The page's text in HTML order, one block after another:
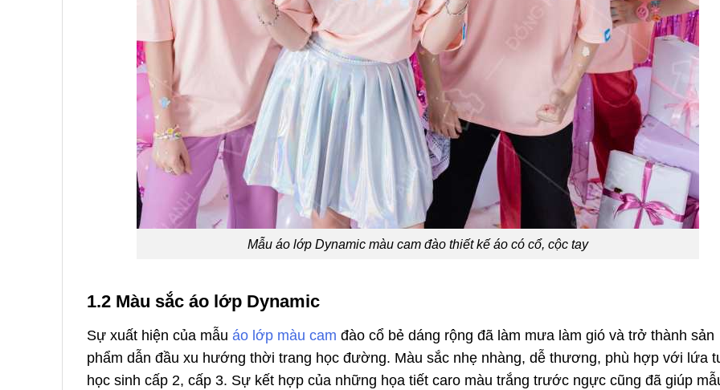
Mẫu áo lớp Dynamic màu cam đào thiết kế áo có cổ, cộc tay
1.2 Màu sắc áo lớp Dynamic
Sự xuất hiện của mẫu áo lớp màu cam đào cổ bẻ dáng rộng đã làm mưa làm gió và trở thành sản
phẩm dẫn đầu xu hướng thời trang học đường. Màu sắc nhẹ nhàng, dễ thương, phù hợp với lứa
học sinh cấp 2, cấp 3. Sự kết hợp của những họa tiết caro màu trắng trước ngực cũng đã giúp